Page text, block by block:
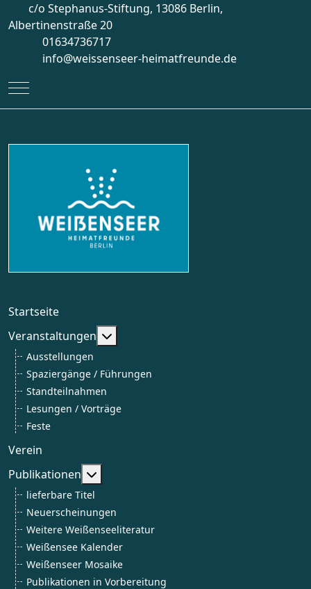
c/o Stephanus-Stiftung, 13086 Berlin,
Albertinenstraße 20
01634736717
info@weissenseer-heimatfreunde.de
Mobile Menu Toggle
Startseite
Veranstaltungen
Weitere Informationen:
Ausstellungen
Spaziergänge / Führungen
Standteilnahmen
Lesungen / Vorträge
Feste
Verein
Publikationen
Weitere Informationen: Publikationen
lieferbare Titel
Neuerscheinungen
Weitere Weißenseeliteratur
Weißensee Kalender
Weißenseer Mosaike
Publikationen in Vorbereitung